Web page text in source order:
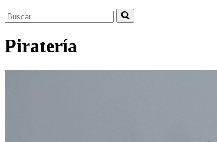
Buscar...
Piratería